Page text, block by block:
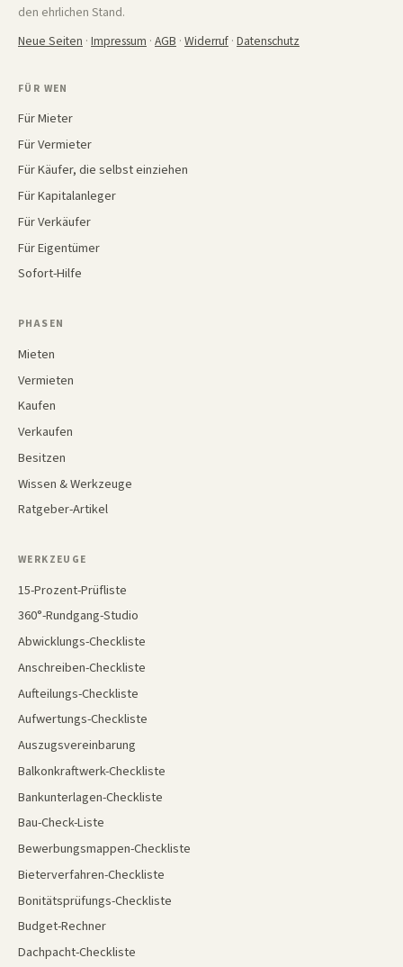
den ehrlichen Stand.
Neue Seiten · Impressum · AGB · Widerruf · Datenschutz
FÜR WEN
Für Mieter
Für Vermieter
Für Käufer, die selbst einziehen
Für Kapitalanleger
Für Verkäufer
Für Eigentümer
Sofort-Hilfe
PHASEN
Mieten
Vermieten
Kaufen
Verkaufen
Besitzen
Wissen & Werkzeuge
Ratgeber-Artikel
WERKZEUGE
15-Prozent-Prüfliste
360°-Rundgang-Studio
Abwicklungs-Checkliste
Anschreiben-Checkliste
Aufteilungs-Checkliste
Aufwertungs-Checkliste
Auszugsvereinbarung
Balkonkraftwerk-Checkliste
Bankunterlagen-Checkliste
Bau-Check-Liste
Bewerbungsmappen-Checkliste
Bieterverfahren-Checkliste
Bonitätsprüfungs-Checkliste
Budget-Rechner
Dachpacht-Checkliste